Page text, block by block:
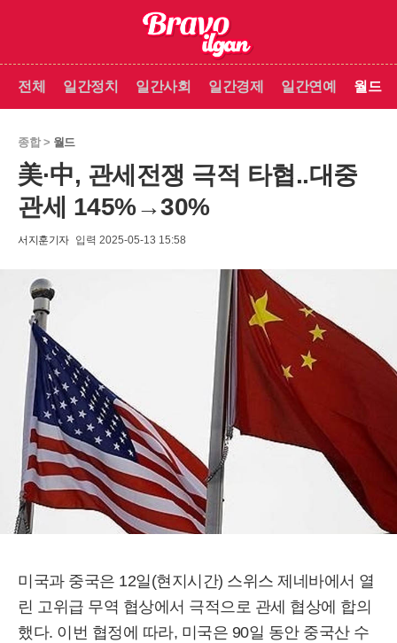
전체 일간정치 일간사회 일간경제 일간연예 월드
종합 > 월드
美·中, 관세전쟁 극적 타협..대중
관세 145%→30%
서지훈기자 입력 2025-05-13 15:58
미국과 중국은 12일(현지시간) 스위스 제네바에서 열
린 고위급 무역 협상에서 극적으로 관세 협상에 합의
했다. 이번 협정에 따라, 미국은 90일 동안 중국산 수